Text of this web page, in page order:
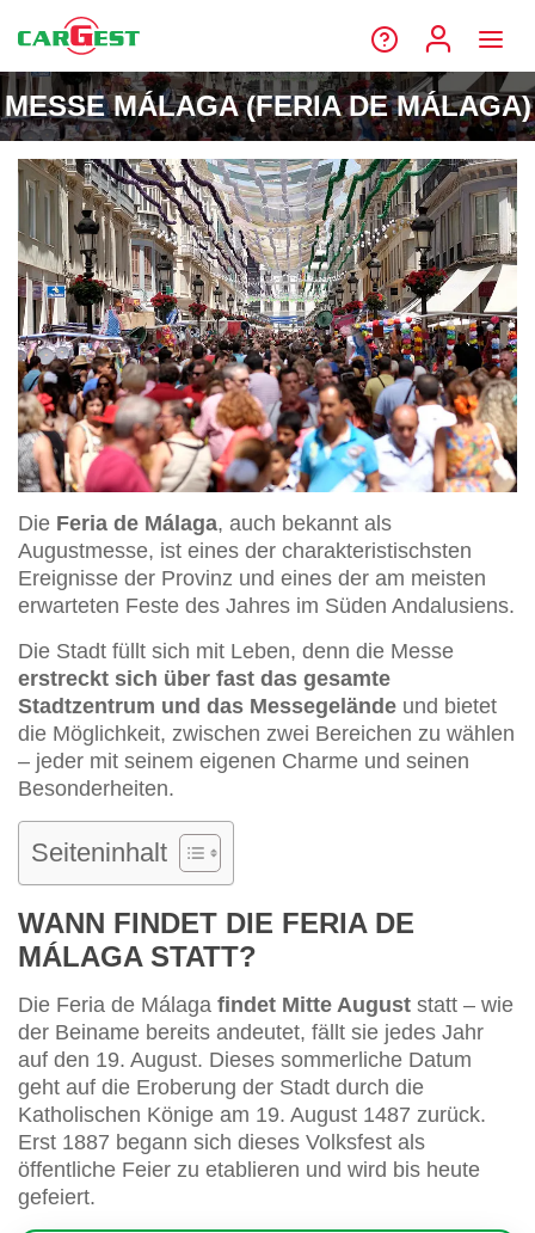
MESSE MÁLAGA (FERIA DE MÁLAGA)
Die Feria de Málaga, auch bekannt als
Augustmesse, ist eines der charakteristischsten
Ereignisse der Provinz und eines der am meisten
erwarteten Feste des Jahres im Süden Andalusiens.
Die Stadt füllt sich mit Leben, denn die Messe
erstreckt sich über fast das gesamte
Stadtzentrum und das Messegelände und bietet
die Möglichkeit, zwischen zwei Bereichen zu wählen
– jeder mit seinem eigenen Charme und seinen
Besonderheiten.
Seiteninhalt
WANN FINDET DIE FERIA DE
MÁLAGA STATT?
Die Feria de Málaga findet Mitte August statt – wie
der Beiname bereits andeutet, fällt sie jedes Jahr
auf den 19. August. Dieses sommerliche Datum
geht auf die Eroberung der Stadt durch die
Katholischen Könige am 19. August 1487 zurück.
Erst 1887 begann sich dieses Volksfest als
öffentliche Feier zu etablieren und wird bis heute
gefeiert.